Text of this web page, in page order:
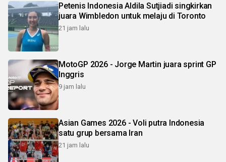
Petenis Indonesia Aldila Sutjiadi singkirkan
juara Wimbledon untuk melaju di Toronto
21 jam lalu
MotoGP 2026 - Jorge Martin juara sprint GP
Inggris
9 jam lalu
Asian Games 2026 - Voli putra Indonesia
satu grup bersama Iran
21 jam lalu